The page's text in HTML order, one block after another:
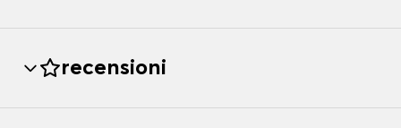
recensioni